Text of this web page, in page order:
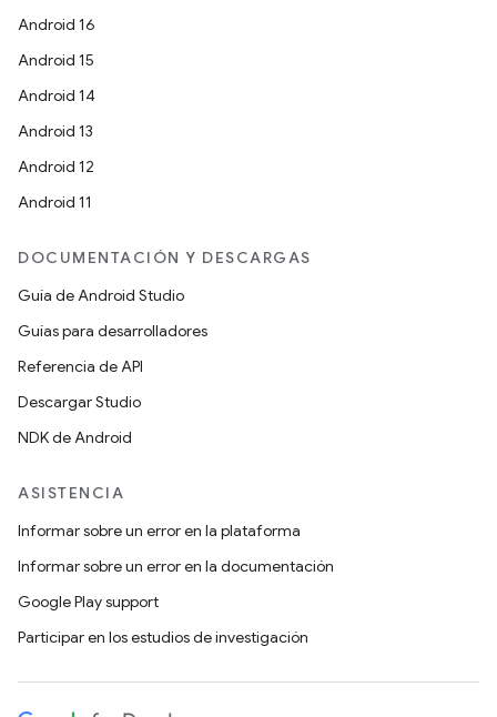
Android 16
Android 15
Android 14
Android 13
Android 12
Android 11
DOCUMENTACIÓN Y DESCARGAS
Guía de Android Studio
Guías para desarrolladores
Referencia de API
Descargar Studio
NDK de Android
ASISTENCIA
Informar sobre un error en la plataforma
Informar sobre un error en la documentación
Google Play support
Participar en los estudios de investigación